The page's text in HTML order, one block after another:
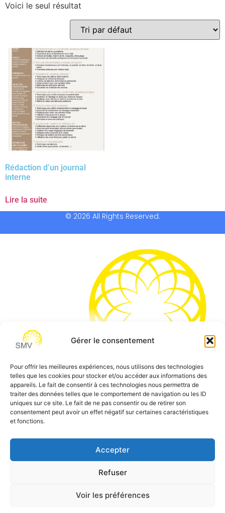
Gérer le consentement
Pour offrir les meilleures expériences, nous utilisons des technologies
telles que les cookies pour stocker et/ou accéder aux informations des
appareils. Le fait de consentir à ces technologies nous permettra de
traiter des données telles que le comportement de navigation ou les ID
uniques sur ce site. Le fait de ne pas consentir ou de retirer son
consentement peut avoir un effet négatif sur certaines caractéristiques
et fonctions.
Accepter
Refuser
Voir les préférences
Voici le seul résultat
Rédaction d’un journal
interne
Lire la suite
© 2026 All Rights Reserved.
SMV permet de vous aider à gagner du temps et vous
permettre de vous concentrer sur l’essentiel de votre
métier
Téléphone:0 805 69 64 75 / 02 37 34 04 04
contact@smvformation.fr
Création & Hébergement Web Cloud par